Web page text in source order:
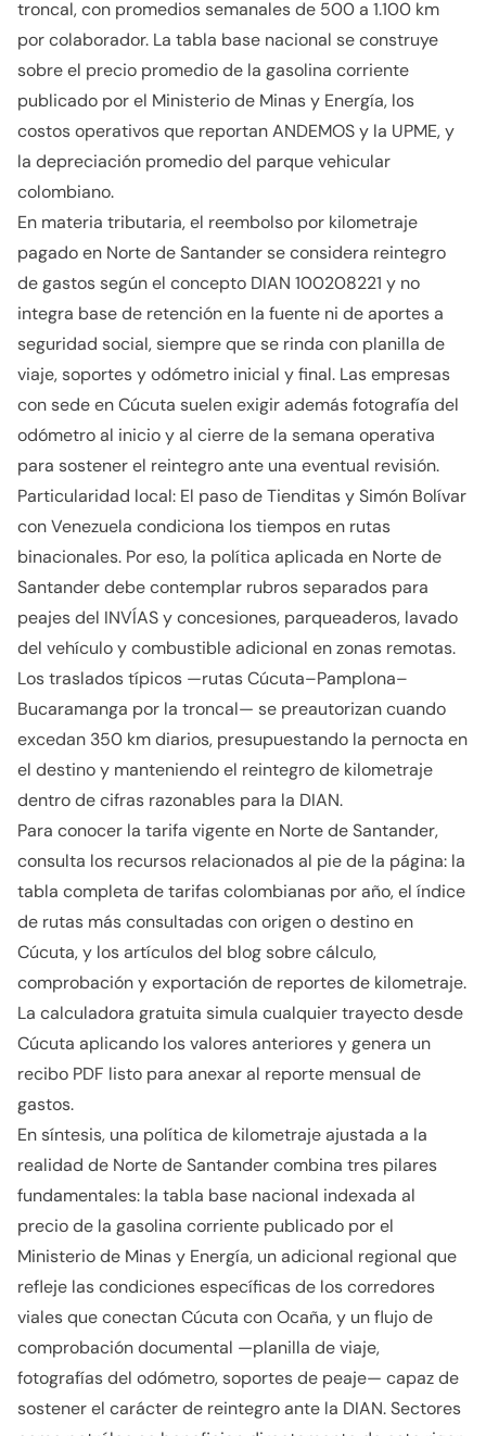
troncal, con promedios semanales de 500 a 1.100 km
por colaborador. La tabla base nacional se construye
sobre el precio promedio de la gasolina corriente
publicado por el Ministerio de Minas y Energía, los
costos operativos que reportan ANDEMOS y la UPME, y
la depreciación promedio del parque vehicular
colombiano.
En materia tributaria, el reembolso por kilometraje
pagado en Norte de Santander se considera reintegro
de gastos según el concepto DIAN 100208221 y no
integra base de retención en la fuente ni de aportes a
seguridad social, siempre que se rinda con planilla de
viaje, soportes y odómetro inicial y final. Las empresas
con sede en Cúcuta suelen exigir además fotografía del
odómetro al inicio y al cierre de la semana operativa
para sostener el reintegro ante una eventual revisión.
Particularidad local: El paso de Tienditas y Simón Bolívar
con Venezuela condiciona los tiempos en rutas
binacionales. Por eso, la política aplicada en Norte de
Santander debe contemplar rubros separados para
peajes del INVÍAS y concesiones, parqueaderos, lavado
del vehículo y combustible adicional en zonas remotas.
Los traslados típicos —rutas Cúcuta–Pamplona–
Bucaramanga por la troncal— se preautorizan cuando
excedan 350 km diarios, presupuestando la pernocta en
el destino y manteniendo el reintegro de kilometraje
dentro de cifras razonables para la DIAN.
Para conocer la tarifa vigente en Norte de Santander,
consulta los recursos relacionados al pie de la página: la
tabla completa de tarifas colombianas por año, el índice
de rutas más consultadas con origen o destino en
Cúcuta, y los artículos del blog sobre cálculo,
comprobación y exportación de reportes de kilometraje.
La calculadora gratuita simula cualquier trayecto desde
Cúcuta aplicando los valores anteriores y genera un
recibo PDF listo para anexar al reporte mensual de
gastos.
En síntesis, una política de kilometraje ajustada a la
realidad de Norte de Santander combina tres pilares
fundamentales: la tabla base nacional indexada al
precio de la gasolina corriente publicado por el
Ministerio de Minas y Energía, un adicional regional que
refleje las condiciones específicas de los corredores
viales que conectan Cúcuta con Ocaña, y un flujo de
comprobación documental —planilla de viaje,
fotografías del odómetro, soportes de peaje— capaz de
sostener el carácter de reintegro ante la DIAN. Sectores